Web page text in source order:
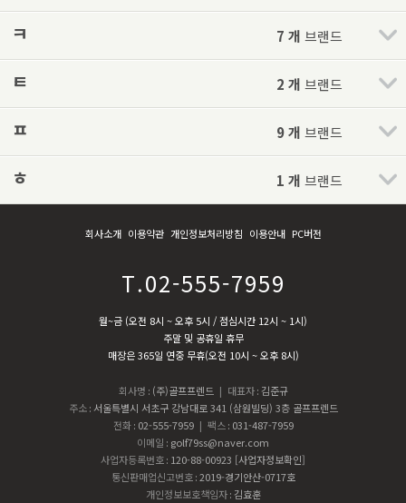
ㅋ 7 개 브랜드
ㅌ 2 개 브랜드
ㅍ 9 개 브랜드
ㅎ 1 개 브랜드
회사소개 이용약관 개인정보처리방침 이용안내 PC버전
T.02-555-7959
월~금 (오전 8시 ~ 오후 5시 / 점심시간 12시 ~ 1시)
주말 및 공휴일 휴무
매장은 365일 연중 무휴(오전 10시 ~ 오후 8시)
회사명 : (주)골프프렌드 | 대표자 : 김준규
주소 : 서울특별시 서초구 강남대로 341 (삼원빌딩) 3층 골프프렌드
전화 : 02-555-7959 | 팩스 : 031-487-7959
이메일 : golf79ss@naver.com
사업자등록번호: 120-88-00923 [사업자정보확인]
통신판매업신고번호 :2019-경기안산-0717호
개인정보보호책임자 : 김효훈